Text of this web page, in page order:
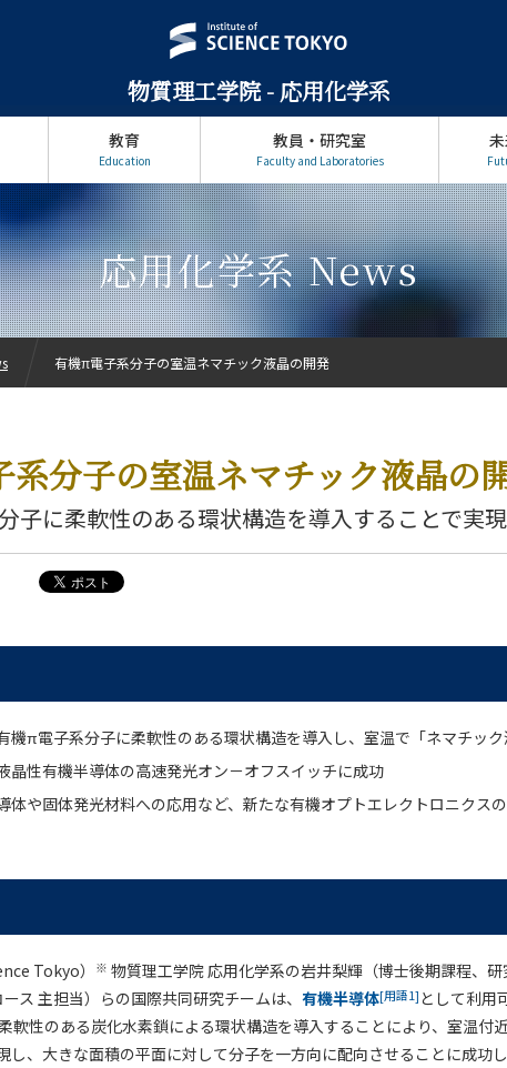
物質理工学院 - 応用化学系
教育
Education
教員・研究室
Faculty and Laboratories
応用化学系 News
系分子の室温ネマチック液晶の
子に柔軟性のある環状構造を導入することで実現
機π電子系分子に柔軟性のある環状構造を導入し、室温で「ネマチッ
晶性有機半導体の高速発光オン－オフスイッチに成功
体や固体発光材料への応用など、新たな有機オプトエレクトロニクス
Tokyo） ※ 物質理工学院 応用化学系の岩井梨輝（博士後期課程、
ス 主担当）らの国際共同研究チームは、 有機半導体[用語1]として利用
軟性のある炭化水素鎖による環状構造を導入することにより、室温付
し、大きな面積の平面に対して分子を一方向に配向させることに成功
有機π電子系分子の室温ネマチック液晶の開発